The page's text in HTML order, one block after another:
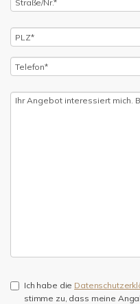
Ich habe die
stimme zu, dass meine